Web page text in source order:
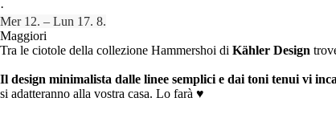
·
Mer 12. – Lun 17. 8.
Maggiori
Tra le ciotole della collezione Hammershoi di Kähler Design
Il design minimalista dalle linee semplici e dai toni tenui vi
si adatteranno alla vostra casa. Lo farà ♥